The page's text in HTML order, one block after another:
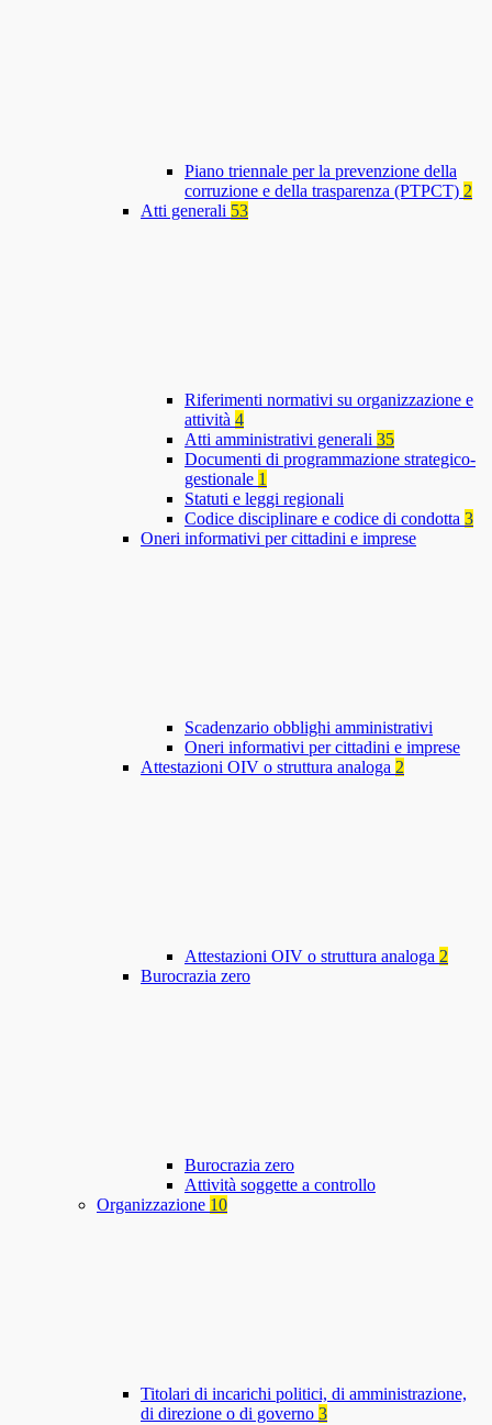
Piano triennale per la prevenzione della
corruzione e della trasparenza (PTPCT) 2
Atti generali 53
Riferimenti normativi su organizzazione e
attività 4
Atti amministrativi generali 35
Documenti di programmazione strategico-
gestionale 1
Statuti e leggi regionali
Codice disciplinare e codice di condotta 3
Oneri informativi per cittadini e imprese
Scadenzario obblighi amministrativi
Oneri informativi per cittadini e imprese
Attestazioni OIV o struttura analoga 2
Attestazioni OIV o struttura analoga 2
Burocrazia zero
Burocrazia zero
Attività soggette a controllo
Organizzazione 10
Titolari di incarichi politici, di amministrazione,
di direzione o di governo 3